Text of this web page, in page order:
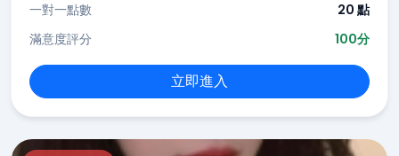
一對一點數
20 點
滿意度評分
100分
立即進入